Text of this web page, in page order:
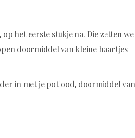
het eerste stukje na. Die zetten we
doormiddel van kleine haartjes
in met je potlood, doormiddel van